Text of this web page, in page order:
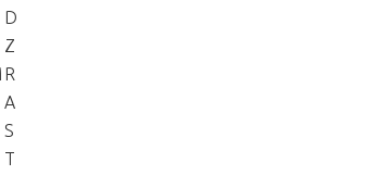
D
Z
R
A
S
T